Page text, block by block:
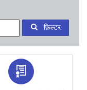
फ़िल्टर